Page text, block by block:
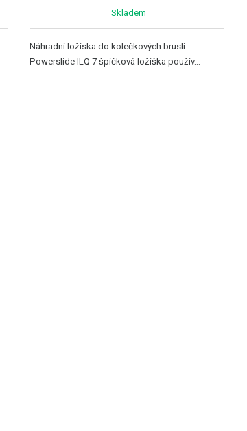
Skladem
Náhradní ložiska do kolečkových bruslí
Powerslide ILQ 7 špičková ložiška použív...